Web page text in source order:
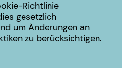
Richtlinie
gesetzlich
um Änderungen an
zu berücksichtigen.